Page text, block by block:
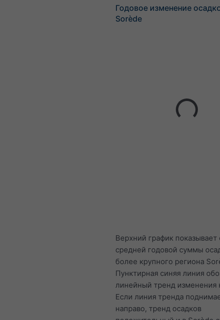
Годовое изменение
Sorède
Верхний график показывает
средней годовой суммы
более крупного региона
Пунктирная синяя линия
линейный тренд изменения
Если линия тренда
направо, тренд осадков